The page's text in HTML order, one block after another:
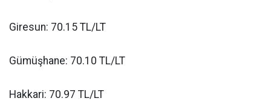
Giresun: 70.15 TL/LT
Gümüşhane: 70.10 TL/LT
Hakkari: 70.97 TL/LT